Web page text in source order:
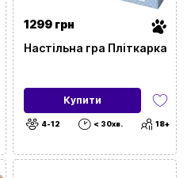
1299 грн
Настільна гра Пліткарка
Купити
4-12 < 30хв. 18+